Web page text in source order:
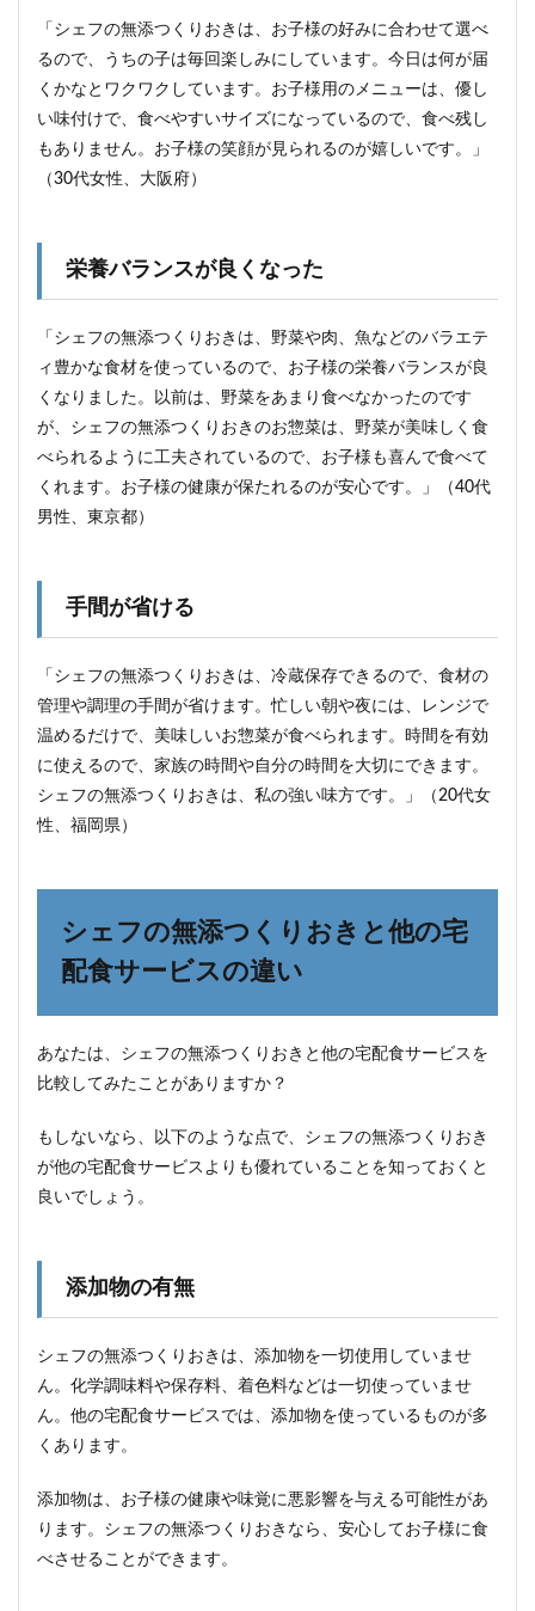
「シェフの無添つくりおきは、お子様の好みに合わせて選べ
るので、うちの子は毎回楽しみにしています。今日は何が届
くかなとワクワクしています。お子様用のメニューは、優し
い味付けで、食べやすいサイズになっているので、食べ残し
もありません。お子様の笑顔が見られるのが嬉しいです。」
（30代女性、大阪府）
栄養バランスが良くなった
「シェフの無添つくりおきは、野菜や肉、魚などのバラエテ
ィ豊かな食材を使っているので、お子様の栄養バランスが良
くなりました。以前は、野菜をあまり食べなかったのです
が、シェフの無添つくりおきのお惣菜は、野菜が美味しく食
べられるように工夫されているので、お子様も喜んで食べて
くれます。お子様の健康が保たれるのが安心です。」（40代
男性、東京都）
手間が省ける
「シェフの無添つくりおきは、冷蔵保存できるので、食材の
管理や調理の手間が省けます。忙しい朝や夜には、レンジで
温めるだけで、美味しいお惣菜が食べられます。時間を有効
に使えるので、家族の時間や自分の時間を大切にできます。
シェフの無添つくりおきは、私の強い味方です。」（20代女
性、福岡県）
シェフの無添つくりおきと他の宅
配食サービスの違い
あなたは、シェフの無添つくりおきと他の宅配食サービスを
比較してみたことがありますか？
もしないなら、以下のような点で、シェフの無添つくりおき
が他の宅配食サービスよりも優れていることを知っておくと
良いでしょう。
添加物の有無
シェフの無添つくりおきは、添加物を一切使用していませ
ん。化学調味料や保存料、着色料などは一切使っていませ
ん。他の宅配食サービスでは、添加物を使っているものが多
くあります。
添加物は、お子様の健康や味覚に悪影響を与える可能性があ
ります。シェフの無添つくりおきなら、安心してお子様に食
べさせることができます。